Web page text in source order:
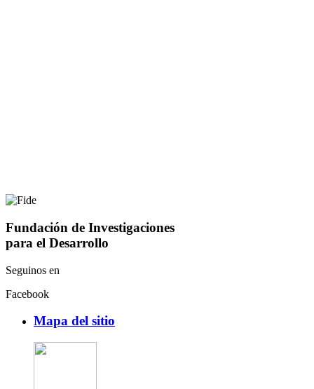
Fundación de Investigaciones
para el Desarrollo
Seguinos en
Facebook
Mapa del sitio